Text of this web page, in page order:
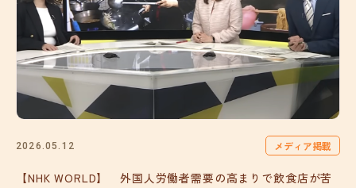
2026.05.12 メディア掲載
【NHK WORLD】 外国人労働者需要の高まりで飲食店が苦